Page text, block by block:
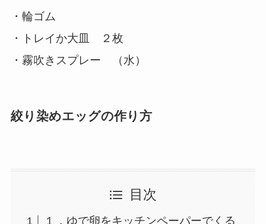
・輪ゴム
・トレイか大皿 ２枚
・霧吹きスプレー （水）
絞り染めエッグの作り方
目次
１．ゆで卵をキッチンペーパーでくる